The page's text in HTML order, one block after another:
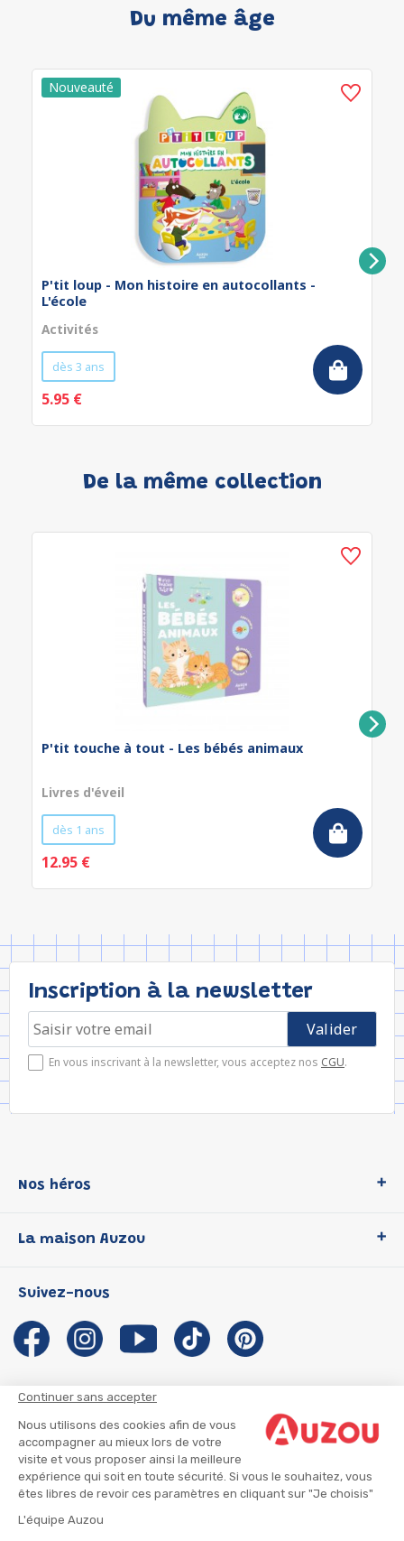
Continuer sans accepter
Nous utilisons des cookies afin de vous
accompagner au mieux lors de votre
visite et vous proposer ainsi la meilleure
expérience qui soit en toute sécurité. Si vous le souhaitez, vous
êtes libres de revoir ces paramètres en cliquant sur "Je choisis"
L'équipe Auzou
Du même âge
P'tit loup - Mon histoire en autocollants -
L'école
Activités
dès 3 ans
5.95 €
De la même collection
P'tit touche à tout - Les bébés animaux
Livres d'éveil
dès 1 ans
12.95 €
Inscription à la newsletter
En vous inscrivant à la newsletter, vous acceptez nos CGU.
Nos héros
P'tit Loup
Les Influenceuses
Migali
Petite Taupe
La maison Auzou
Notre histoire
Auzou s'engage
Auteurs et illustrateurs Auzou
Suivre mon colis
Infos consommateur
Suivez-nous
CGU
CGV
Mentions légales